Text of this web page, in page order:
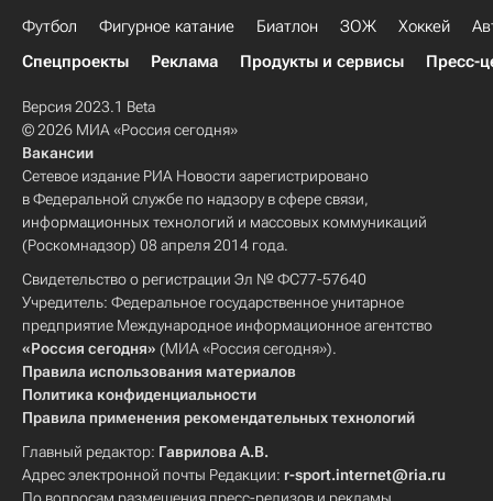
Футбол Фигурное катание Биатлон ЗОЖ Хоккей
Спецпроекты
Реклама Продукты и сервисы Пресс-
Версия 2023.1 Beta
© 2026 МИА «Россия сегодня»
Вакансии
Сетевое издание РИА Новости зарегистрировано
в Федеральной службе по надзору в сфере связи,
информационных технологий и массовых коммуникаций
(Роскомнадзор) 08 апреля 2014 года.
Свидетельство о регистрации Эл № ФС77-57640
Учредитель: Федеральное государственное унитарное
предприятие Международное информационное агентство
«Россия сегодня» (МИА «Россия сегодня»).
Правила использования материалов
Политика конфиденциальности
Правила применения рекомендательных технологий
Главный редактор: Гаврилова А.В.
Адрес электронной почты Редакции: r-sport.internet@ria.ru